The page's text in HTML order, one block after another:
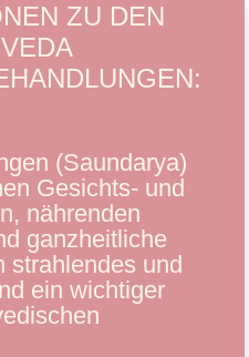
ZU DEN
(Saundarya)
Gesichts- und
nährenden
ganzheitliche
strahlendes und
ein wichtiger